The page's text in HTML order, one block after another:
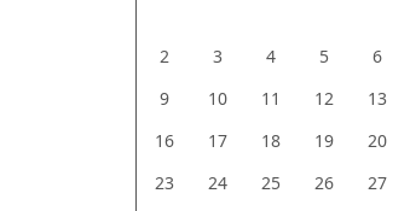
2
3 4 5 6
9
10 11 12 13
16
17 18 19 20
23
24 25 26 27